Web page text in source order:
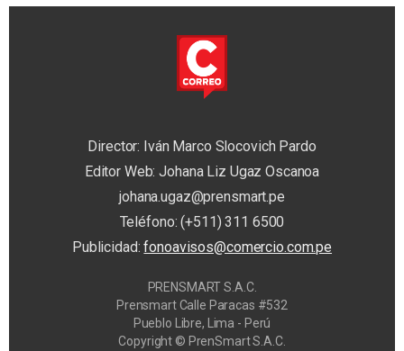
Director: Iván Marco Slocovich Pardo
Editor Web: Johana Liz Ugaz Oscanoa
johana.ugaz@prensmart.pe
Teléfono: (+511) 311 6500
Publicidad:fonoavisos@comercio.com.pe
PRENSMART S.A.C.
Prensmart Calle Paracas #532
Pueblo Libre, Lima - Perú
Copyright © PrenSmart S.A.C.